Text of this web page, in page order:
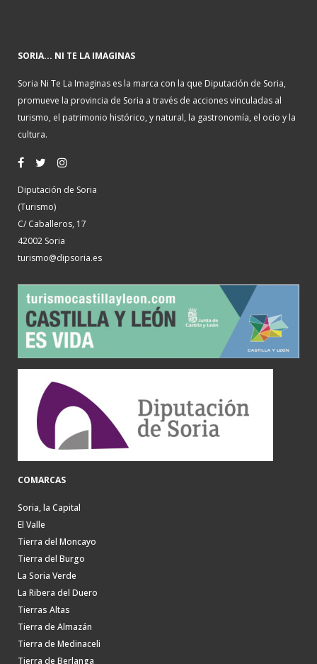
SORIA... NI TE LA IMAGINAS
Soria Ni Te La Imaginas es la marca con la que Diputación de Soria,
promueve la provincia de Soria a través de acciones vinculadas al
turismo, el patrimonio histórico, y natural, la gastronomía, el ocio y la
cultura.
Diputación de Soria
(Turismo)
C/ Caballeros, 17
42002 Soria
turismo@dipsoria.es
COMARCAS
Soria, la Capital
El Valle
Tierra del Moncayo
Tierra del Burgo
La Soria Verde
La Ribera del Duero
Tierras Altas
Tierra de Almazán
Tierra de Medinaceli
Tierra de Berlanga